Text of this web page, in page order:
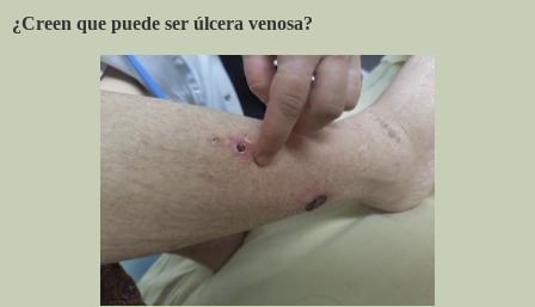
¿Creen que puede ser úlcera venosa?